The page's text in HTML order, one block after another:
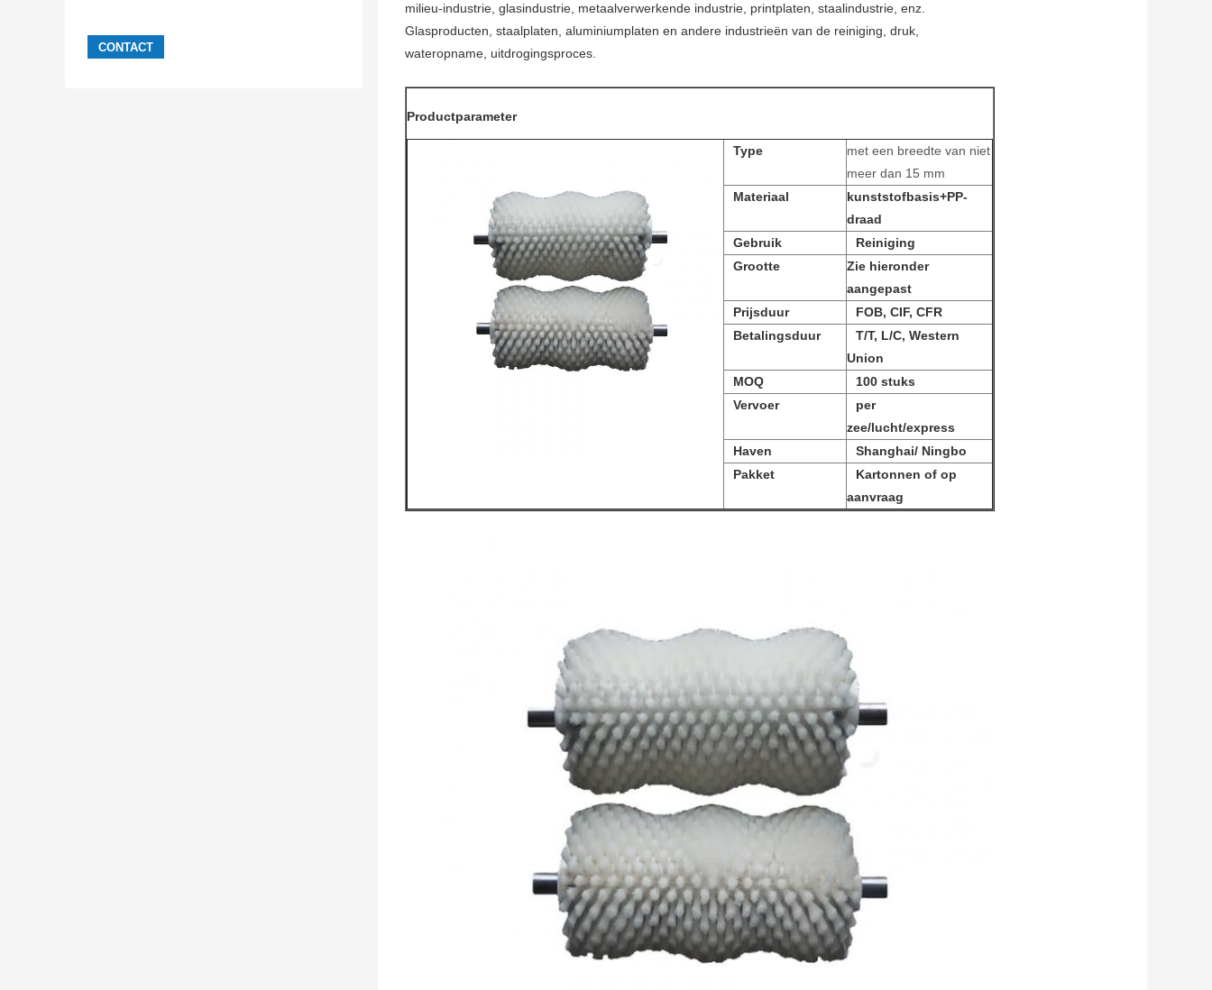
milieu-industrie, glasindustrie, metaalverwerkende industrie, printplaten, staalindustrie, enz.
Glasproducten, staalplaten, aluminiumplaten en andere industrieën van de reiniging, druk,
wateropname, uitdrogingsproces.
Productparameter
Type
met een breedte van niet
meer dan 15 mm
Materiaal
kunststofbasis+PP-
draad
Gebruik
Reiniging
Grootte
Zie hieronder
aangepast
Prijsduur
FOB, CIF, CFR
Betalingsduur
T/T, L/C, Western
Union
MOQ
100 stuks
Vervoer
per
zee/lucht/express
Haven
Shanghai/ Ningbo
Pakket
Kartonnen of op
aanvraag